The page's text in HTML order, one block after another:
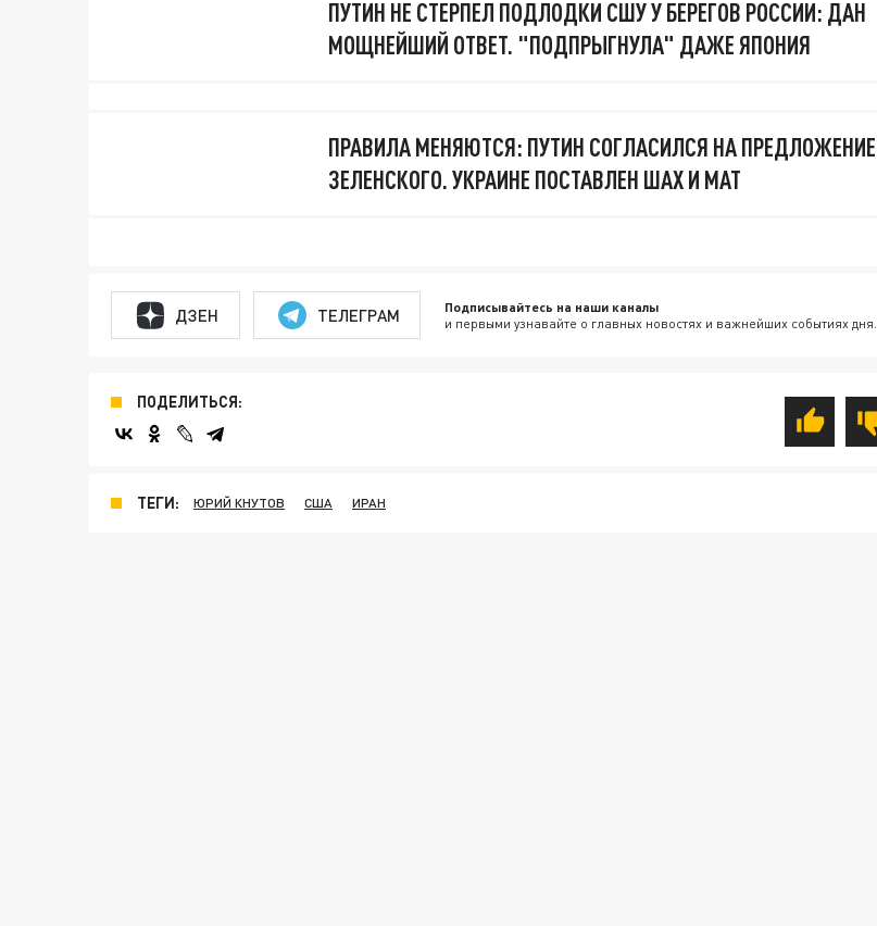
ПУТИН НЕ СТЕРПЕЛ ПОДЛОДКИ СШУ У БЕРЕГОВ РОССИИ: ДАН
МОЩНЕЙШИЙ ОТВЕТ. "ПОДПРЫГНУЛА" ДАЖЕ ЯПОНИЯ
ПРАВИЛА МЕНЯЮТСЯ: ПУТИН СОГЛАСИЛСЯ НА ПРЕДЛОЖЕНИЕ
ЗЕЛЕНСКОГО. УКРАИНЕ ПОСТАВЛЕН ШАХ И МАТ
ДЗЕН ТЕЛЕГРАМ Подписывайтесь на наши каналы
и первыми узнавайте о главных новостях и важнейших событиях дня.
ПОДЕЛИТЬСЯ:
ТЕГИ: ЮРИЙ КНУТОВ США ИРАН